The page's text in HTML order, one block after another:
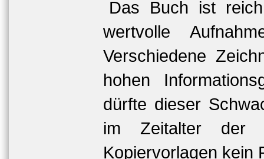
Das Buch ist
wertvolle
Verschiedene
hohen
dürfte dieser
im Zeitalter der
Kopiervorlagen kein